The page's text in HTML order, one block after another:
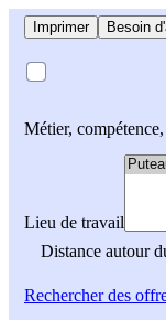
Imprimer Besoin
Métier,
Lieu de travail
Distance autour
Rechercherdes